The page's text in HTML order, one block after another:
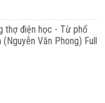
thợ điện học - Từ phổ
Văn Phong) Full